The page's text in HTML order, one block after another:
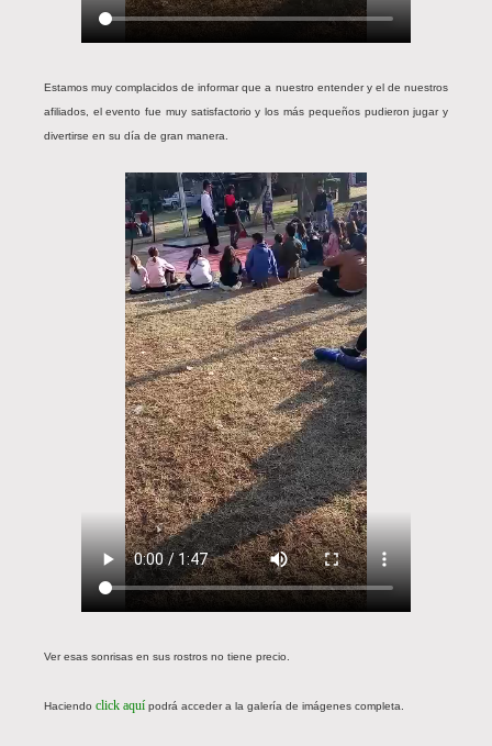
Estamos muy complacidos de informar que a nuestro entender y el de nuestros
afiliados, el evento fue muy satisfactorio y los más pequeños pudieron jugar y
divertirse en su día de gran manera.
Ver esas sonrisas en sus rostros no tiene precio.
Haciendo click aquípodrá acceder a la galería de imágenes completa.